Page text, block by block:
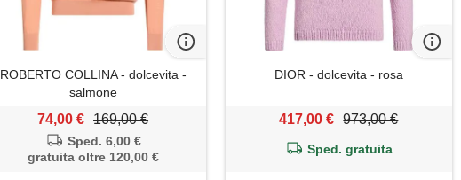
ROBERTO COLLINA - dolcevita -
salmone
74,00 € 169,00 €
Sped. 6,00 €
gratuita oltre 120,00 €
DIOR - dolcevita - rosa
417,00 € 973,00 €
Sped. gratuita